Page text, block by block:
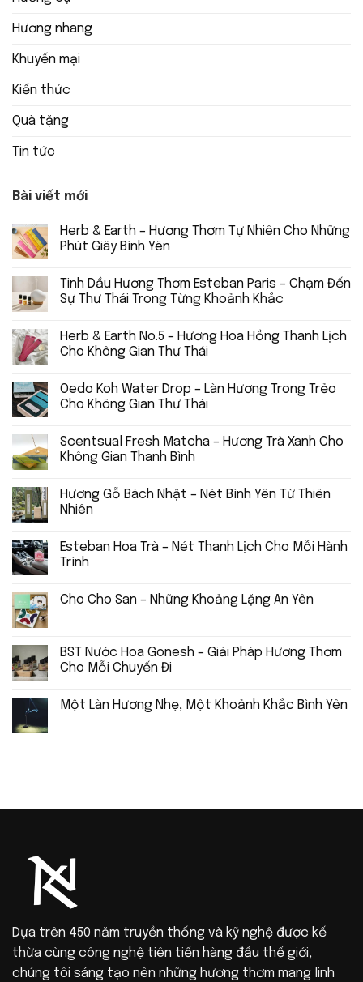
Hương nhang
Khuyến mại
Kiến thức
Quà tặng
Tin tức
Bài viết mới
Herb & Earth – Hương Thơm Tự Nhiên Cho Những
Phút Giây Bình Yên
Tinh Dầu Hương Thơm Esteban Paris – Chạm Đến
Sự Thư Thái Trong Từng Khoảnh Khắc
Herb & Earth No.5 – Hương Hoa Hồng Thanh Lịch
Cho Không Gian Thư Thái
Oedo Koh Water Drop – Làn Hương Trong Trẻo
Cho Không Gian Thư Thái
Scentsual Fresh Matcha – Hương Trà Xanh Cho
Không Gian Thanh Bình
Hương Gỗ Bách Nhật – Nét Bình Yên Từ Thiên
Nhiên
Esteban Hoa Trà – Nét Thanh Lịch Cho Mỗi Hành
Trình
Cho Cho San – Những Khoảng Lặng An Yên
BST Nước Hoa Gonesh – Giải Pháp Hương Thơm
Cho Mỗi Chuyến Đi
Một Làn Hương Nhẹ, Một Khoảnh Khắc Bình Yên
Dựa trên 450 năm truyền thống và kỹ nghệ được kế
thừa cùng công nghệ tiên tiến hàng đầu thế giới,
chúng tôi sáng tạo nên những hương thơm mang linh